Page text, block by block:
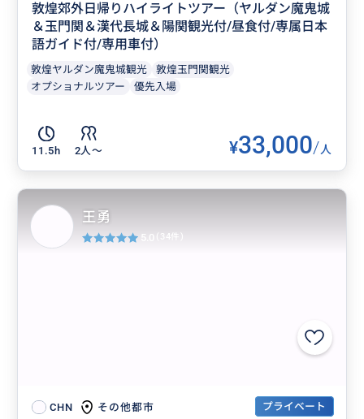
敦煌郊外日帰りハイライトツアー（ヤルダン魔鬼城
＆玉門関＆漢代長城＆陽関観光付/昼食付/専属日本
語ガイド付/専用車付）
敦煌ヤルダン魔鬼城観光
敦煌玉門関観光
オプショナルツアー
優先入場
11.5h 2人〜 ¥33,000/人
CHN その他都市 プライベート
王勇
5.0 (34件)